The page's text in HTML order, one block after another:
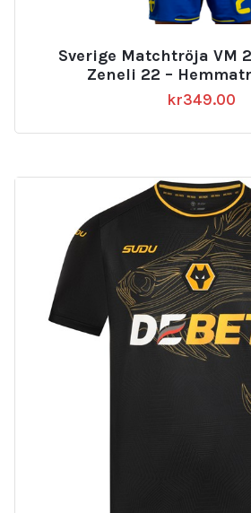
Sverige Matchtröja VM
Zeneli 22 –
kr349.00